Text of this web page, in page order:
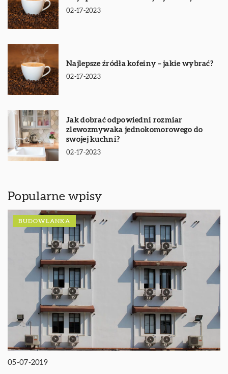
02-17-2023
Najlepsze źródła kofeiny – jakie wybrać?
02-17-2023
Jak dobrać odpowiedni rozmiar
zlewozmywaka jednokomorowego do
swojej kuchni?
02-17-2023
Popularne wpisy
BUDOWLANKA
05-07-2019